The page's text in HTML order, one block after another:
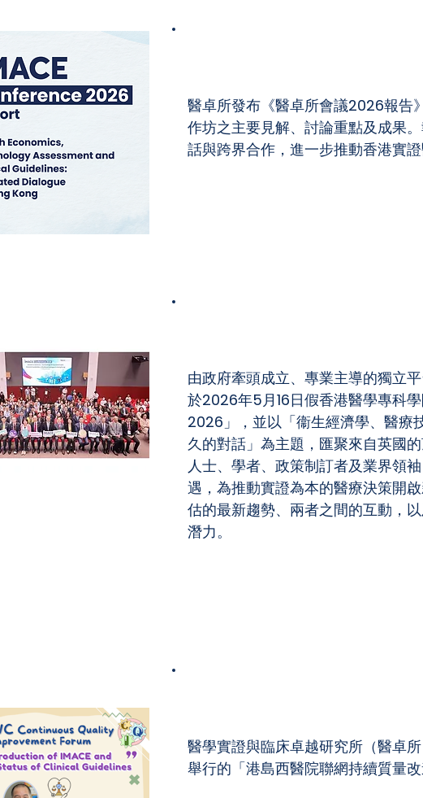
醫卓所發布《醫卓所會議2026報告
作坊之主要見解、討論重點及成果
話與跨界合作，進一步推動香港實證
由政府牽頭成立、專業主導的獨立
於2026年5月16日假香港醫學專科
2026」，並以「衞生經濟學、醫療
久的對話」為主題，匯聚來自英國
人士、學者、政策制訂者及業界領
遇，為推動實證為本的醫療決策開
估的最新趨勢、兩者之間的互動，
潛力。
醫學實證與臨床卓越研究所（醫卓
舉行的「港島西醫院聯網持續質量改